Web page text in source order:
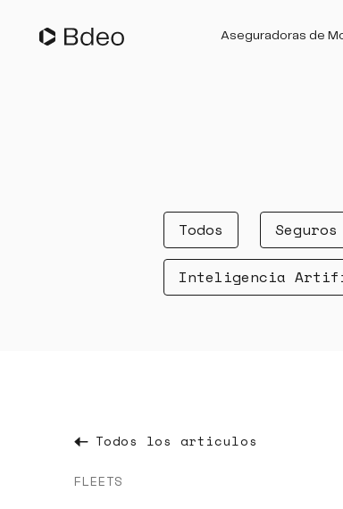
Aseguradoras de
Todos
Inteligencia
Todos los articulos
FLEETS